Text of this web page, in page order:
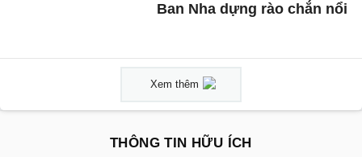
Ban Nha dựng rào chắn nổi
Xem thêm
THÔNG TIN HỮU ÍCH